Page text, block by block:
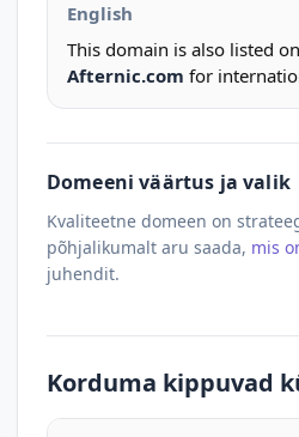
English
This domain is also listed on
Afternic.com for
Domeeni väärtus ja valik
Kvaliteetne domeen on
põhjalikumalt aru saada, mis
juhendit.
Korduma kippuvad